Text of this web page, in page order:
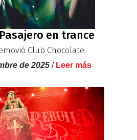
en trance
Club Chocolate
de 2025 / Leer más